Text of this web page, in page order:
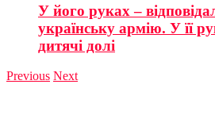
У його руках –
українську армію. У її
дитячі долі
Previous Next